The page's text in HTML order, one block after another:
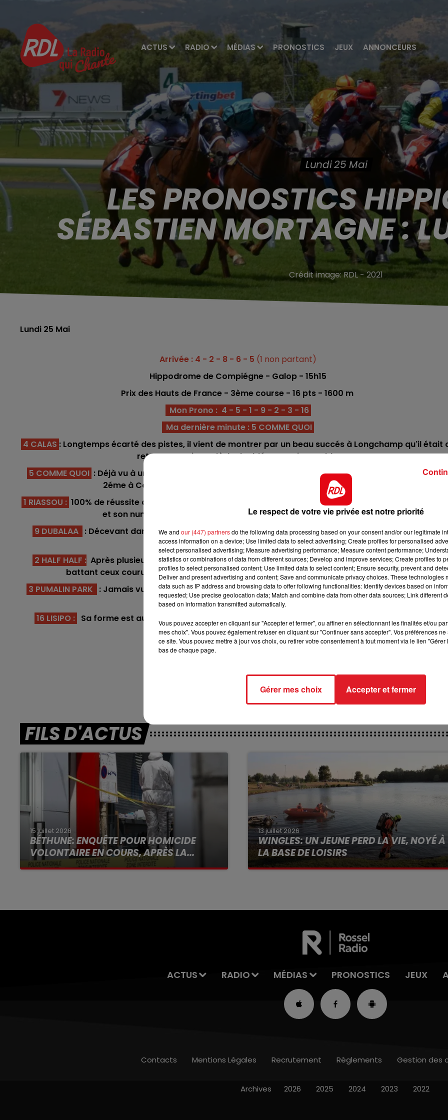
ACTUS RADIO MÉDIAS PRONOSTICS JEUX ANNONCEURS
RDL & VOUS
13h00 - 16h00
Lundi 25 Mai
LES PRONOSTICS
SÉBASTIEN MORTAGNE :
Crédit image:RDL - 2021
Lundi 25 Mai
Arrivée : 4 - 2 - 8 - 6 - 5 (1 non partant)
Hippodrome de Compiégne - Galop - 15h15
Prix des Hauts de France - 3ème course - 16 pts - 1600 m
Mon Prono : 4 - 5 - 1 - 9 - 2 - 3 - 16
Ma dernière minute : 5 COMME QUOI
4 CALAS : Longtemps écarté des pistes, il vient de montrer par un beau succés à Longchamp qu'il était
retour. A ce niveau là, le doublé est envisageable.
5 COMME QUOI : Déjà vu à un niveau supérieur, il se retrouve maintenant à une valeure plus
2éme à Compiègne dernièrement, une confirmation est attendue.
1 RIASSOU : 100% de réussite dans les quintés, elle a aussi devancé Comme Quoi à Lyon. Malgré son
et son numéro dans les stalles, elle posséde une première chance.
9 DUBALAA : Décevant dans un événement plus relevé sur la fibrée Cantilienne, il sera en droit de se
réhabiliter dans un lot à sa portée.
2 HALF HALF : Après plusieurs essais dans les quintés, il vient d'ouvrir son palmarés à Longchamp en
battant ceux couru ce dimanche. Le handicapeur est passé par là. A voir à ce poids.
3 PUMALIN PARK
: Jamais vu à Compiègne, il s'exprime par contre bien corde à gauche et devrait
mieux que sa récente 8éme place.
16 LISIPO : Sa forme est au beau fixe, et son petit poids est intéressant. Avec un bon parcours, il peut
créer une surprise.
***** En direct des pistes ****
FILS D'ACTUS
15 juillet 2026
BÉTHUNE: ENQUÊTE POUR HOMICIDE
VOLONTAIRE EN COURS, APRÈS LA...
Selon les premiers éléments, le logement
13 juillet 2026
WINGLES: UN JEUNE PERD LA VIE, NOYÉ À
LA BASE DE LOISIRS
La victime a coulé à pic
13h00 - 16h00
Les Après-midi qui chantent
16h00 - 19h00
Le Jukebox RDL
ACTUS RADIO MÉDIAS PRONOSTICS JEUX
Contacts Mentions Légales Recrutement Règlements Gestion des
Archives 2026 2025 2024 2023 2022
Le respect de votre vie privée est notre priorité
We and our (447) partnersdo the following data processing based on your consent and/or our legitimate
access information on a device; Use limited data to select advertising; Create profiles for personalised
select personalised advertising; Measure advertising performance; Measure content performance;
statistics or combinations of data from different sources; Develop and improve services; Create profiles to
profiles to select personalised content; Use limited data to select content; Ensure security, prevent and
Deliver and present advertising and content; Save and communicate privacy choices. These technologies
data such as IP address and browsing data to offer following functionalities: Identify devices based on
requested; Use precise geolocation data; Match and combine data from other data sources; Link different
based on information transmitted automatically.
Vous pouvez accepter en cliquant sur "Accepter et fermer", ou affiner en sélectionnant les finalités et/ou
mes choix". Vous pouvez également refuser en cliquant sur "Continuer sans accepter". Vos préférences
ce site. Vous pouvez mettre à jour vos choix, ou retirer votre consentement à tout moment via le lien
bas de chaque page.
Gérer mes choix Accepter et fermer